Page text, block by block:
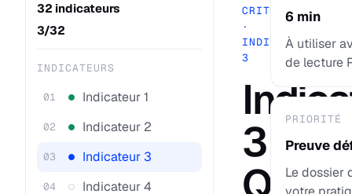
32 indicateurs
3/32
INDICATEURS
01 Indicateur 1
02 Indicateur 2
03 Indicateur 3
04 Indicateur 4
CRITÈRE 1
·
INDICATEUR
3
3
6 min
À utiliser
de lecture
PRIORITÉ
Preuve
Le dossier